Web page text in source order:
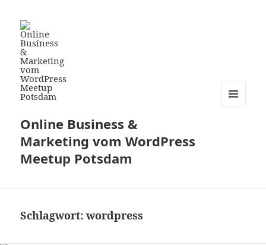
Online Business &
Marketing vom WordPress
Meetup Potsdam
Schlagwort:wordpress